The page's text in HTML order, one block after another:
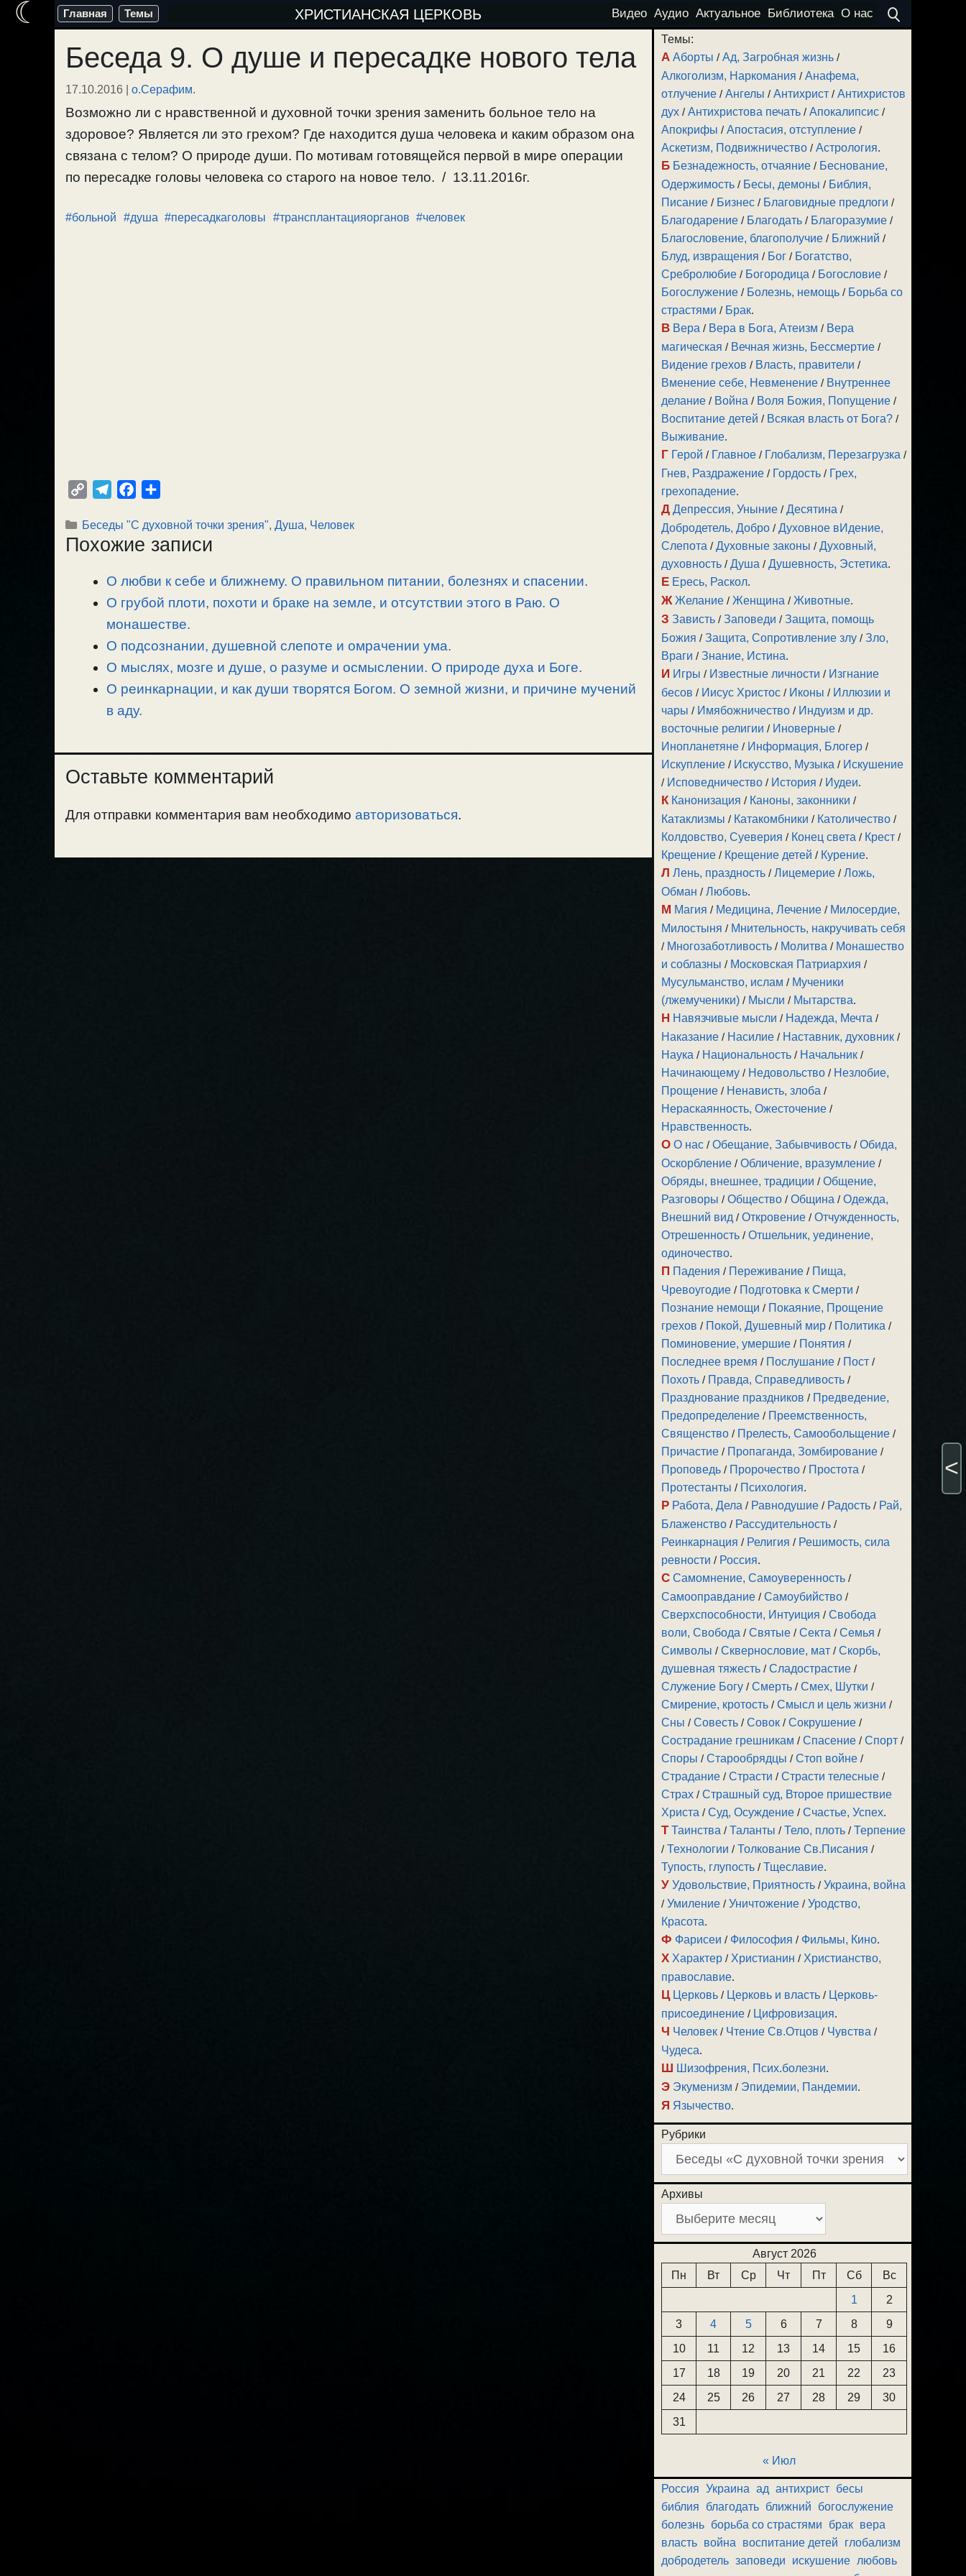
Перейти
содержимому
Главная Темы ХРИСТИАНСКАЯ ЦЕРКОВЬ Видео Аудио Актуальное Библиотека О нас
Беседа 9. О душе и пересадке нового тела
17.10.2016 | о.Серафим.
Возможно ли с нравственной и духовной точки зрения заменить больное тело на
здоровое? Является ли это грехом? Где находится душа человека и каким образом она
связана с телом? О природе души. По мотивам готовящейся первой в мире операции
по пересадке головы человека со старого на новое тело. / 13.11.2016г.
#больной #душа #пересадкаголовы #трансплантацияорганов #человек
p
y
l
e
r
a
m
c
e
o
o
k
п
р
в
и
т
Рубрики
Беседы "С духовной точки зрения", Душа, Человек
Похожие записи
О любви к себе и ближнему. О правильном питании, болезнях и спасении.
О грубой плоти, похоти и браке на земле, и отсутствии этого в Раю. О
монашестве.
О подсознании, душевной слепоте и омрачении ума.
О мыслях, мозге и душе, о разуме и осмыслении. О природе духа и Боге.
О реинкарнации, и как души творятся Богом. О земной жизни, и причине мучений
в аду.
Оставьте комментарий
Для отправки комментария вам необходимо авторизоваться.
Темы:
А Аборты /Ад, Загробная жизнь /
Алкоголизм, Наркомания /Анафема,
отлучение /Ангелы /Антихрист /Антихристов
дух /Антихристова печать /Апокалипсис /
Апокрифы /Апостасия, отступление /
Аскетизм, Подвижничество /Астрология.
Б Безнадежность, отчаяние / Беснование,
Одержимость / Бесы, демоны / Библия,
Писание / Бизнес / Благовидные предлоги /
Благодарение / Благодать / Благоразумие /
Благословение, благополучие / Ближний /
Блуд, извращения / Бог / Богатство,
Сребролюбие / Богородица / Богословие /
Богослужение / Болезнь, немощь / Борьба со
страстями / Брак.
В Вера / Вера в Бога, Атеизм / Вера
магическая / Вечная жизнь, Бессмертие /
Видение грехов / Власть, правители /
Вменение себе, Невменение / Внутреннее
делание / Война / Воля Божия, Попущение /
Воспитание детей / Всякая власть от Бога? /
Выживание.
Г Герой / Главное / Глобализм, Перезагрузка /
Гнев, Раздражение / Гордость / Грех,
грехопадение.
Д Депрессия, Уныние /Десятина /
Добродетель, Добро /Духовное вИдение,
Слепота /Духовные законы /Духовный,
духовность /Душа /Душевность, Эстетика.
Е Ересь, Раскол.
Ж Желание /Женщина /Животные.
З Зависть /Заповеди /Защита, помощь
Божия /Защита, Сопротивление злу /Зло,
Враги /Знание, Истина.
И Игры / Известные личности / Изгнание
бесов / Иисус Христос / Иконы / Иллюзии и
чары / Имябожничество / Индуизм и др.
восточные религии / Иноверные /
Инопланетяне / Информация, Блогер /
Искупление / Искусство, Музыка / Искушение
/ Исповедничество / История / Иудеи.
К Канонизация / Каноны, законники /
Катаклизмы / Катакомбники / Католичество /
Колдовство, Суеверия / Конец света / Крест /
Крещение / Крещение детей / Курение.
Л Лень, праздность /Лицемерие /Ложь,
Обман /Любовь.
М Магия / Медицина, Лечение / Милосердие,
Милостыня / Мнительность, накручивать себя
/ Многозаботливость / Молитва / Монашество
и соблазны / Московская Патриархия /
Мусульманство, ислам / Мученики
(лжемученики) / Мысли / Мытарства.
Н Навязчивые мысли / Надежда, Мечта /
Наказание / Насилие / Наставник, духовник /
Наука / Национальность / Начальник /
Начинающему / Недовольство / Незлобие,
Прощение / Ненависть, злоба /
Нераскаянность, Ожесточение /
Нравственность.
О О нас /Обещание, Забывчивость /Обида,
Оскорбление /Обличение, вразумление /
Обряды, внешнее, традиции /Общение,
Разговоры /Общество /Община /Одежда,
Внешний вид /Откровение /Отчужденность,
Отрешенность /Отшельник, уединение,
одиночество.
П Падения / Переживание / Пища,
Чревоугодие / Подготовка к Смерти /
Познание немощи / Покаяние, Прощение
грехов / Покой, Душевный мир / Политика /
Поминовение, умершие / Понятия /
Последнее время / Послушание / Пост /
Похоть / Правда, Справедливость /
Празднование праздников / Предведение,
Предопределение / Преемственность,
Священство / Прелесть, Самообольщение /
Причастие / Пропаганда, Зомбирование /
Проповедь / Пророчество / Простота /
Протестанты / Психология.
Р Работа, Дела / Равнодушие / Радость / Рай,
Блаженство / Рассудительность /
Реинкарнация / Религия / Решимость, сила
ревности / Россия.
С Самомнение, Самоуверенность /
Самооправдание /Самоубийство /
Сверхспособности, Интуиция /Свобода
воли, Свобода /Святые /Секта /Семья /
Символы /Сквернословие, мат /Скорбь,
душевная тяжесть /Сладострастие /
Служение Богу /Смерть /Смех, Шутки /
Смирение, кротость /Смысл и цель жизни /
Сны /Совесть /Совок /Сокрушение /
Сострадание грешникам /Спасение /Спорт /
Споры /Старообрядцы /Стоп войне /
Страдание /Страсти /Страсти телесные /
Страх /Страшный суд, Второе пришествие
Христа /Суд, Осуждение /Счастье, Успех.
Т Таинства /Таланты /Тело, плоть /Терпение
/Технологии /Толкование Св.Писания /
Тупость, глупость /Тщеславие.
У Удовольствие, Приятность /Украина, война
/Умиление /Уничтожение /Уродство,
Красота.
Ф Фарисеи / Философия / Фильмы, Кино.
Х Характер / Христианин / Христианство,
православие.
Ц Церковь / Церковь и власть / Церковь-
присоединение / Цифровизация.
Ч Человек / Чтение Св.Отцов / Чувства /
Чудеса.
Ш Шизофрения, Псих.болезни.
Э Экуменизм / Эпидемии, Пандемии.
Я Язычество.
Рубрики
Архивы
Август 2026
Пн
Вт Ср Чт Пт Сб
Вс
1
2
3
4 5 6 7 8
9
10
11 12 13 14 15
16
17
18 19 20 21 22
23
24
25 26 27 28 29
30
31
« Июл
Россия Украина ад антихрист бесы
библия
благодать ближний
богослужение
болезнь борьба со страстями брак вера
власть война воспитание детей
глобализм
добродетель заповеди искушение любовь
☾
<